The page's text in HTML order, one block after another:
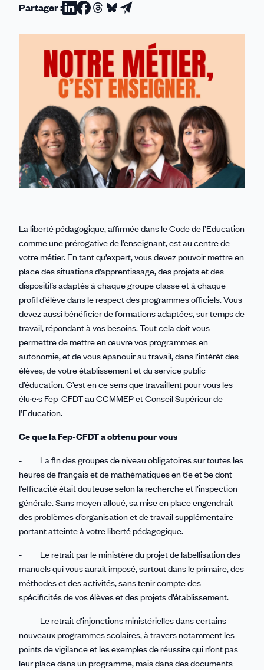
Partager :Partager
sur
Linkedin
Partager
sur
Facebook
Partager
sur
Threads
Partager
sur
Bluesky
Partager
par
email
La liberté pédagogique, affirmée dans le Code de l’Education
comme une prérogative de l’enseignant, est au centre de
votre métier. En tant qu’expert, vous devez pouvoir mettre en
place des situations d’apprentissage, des projets et des
dispositifs adaptés à chaque groupe classe et à chaque
profil d’élève dans le respect des programmes officiels. Vous
devez aussi bénéficier de formations adaptées, sur temps de
travail, répondant à vos besoins. Tout cela doit vous
permettre de mettre en œuvre vos programmes en
autonomie, et de vous épanouir au travail, dans l’intérêt des
élèves, de votre établissement et du service public
d’éducation. C’est en ce sens que travaillent pour vous les
élu·e·s Fep-CFDT au CCMMEP et Conseil Supérieur de
l’Education.
Ce que la Fep-CFDT a obtenu pour vous
- La fin des groupes de niveau obligatoires sur toutes les
heures de français et de mathématiques en 6e et 5e dont
l’efficacité était douteuse selon la recherche et l’inspection
générale. Sans moyen alloué, sa mise en place engendrait
des problèmes d’organisation et de travail supplémentaire
portant atteinte à votre liberté pédagogique.
- Le retrait par le ministère du projet de labellisation des
manuels qui vous aurait imposé, surtout dans le primaire, des
méthodes et des activités, sans tenir compte des
spécificités de vos élèves et des projets d’établissement.
- Le retrait d’injonctions ministérielles dans certains
nouveaux programmes scolaires, à travers notamment les
points de vigilance et les exemples de réussite qui n’ont pas
leur place dans un programme, mais dans des documents